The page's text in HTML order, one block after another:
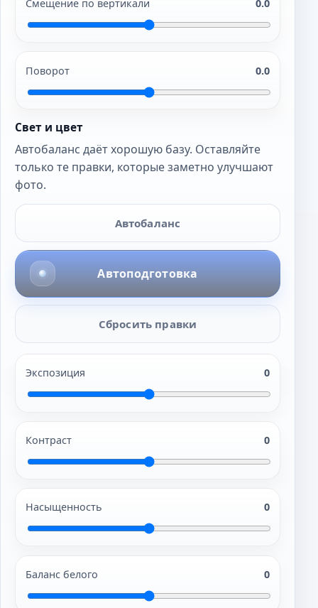
Смещение по вертикали 0.0
Поворот 0.0
Свет и цвет
Автобаланс даёт хорошую базу. Оставляйте
только те правки, которые заметно улучшают
фото.
Автобаланс
Автоподготовка
Сбросить правки
Экспозиция 0
Контраст 0
Насыщенность 0
Баланс белого 0